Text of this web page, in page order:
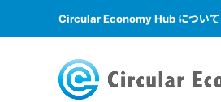
Circular Economy Hub について